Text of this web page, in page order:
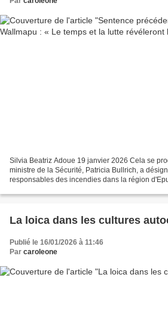
Silvia Beatriz Adoue 19 janvier 2026 Cela se
ministre de la Sécurité, Patricia Bullrich, a
responsables des incendies dans la région
La loica dans les cultures
Publié le 16/01/2026 à 11:46
Par caroleone